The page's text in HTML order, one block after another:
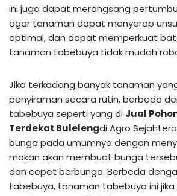
ini juga dapat merangsang
agar tanaman dapat menyerap
optimal, dan dapat memperkuat
tanaman tabebuya tidak mudah
Jika terkadang banyak tanaman
penyiraman secara rutin, berbeda
tabebuya seperti yang di Jual
Terdekat Bulelengdi Agro
bunga pada umumnya dengan
makan akan membuat bunga
dan cepet berbunga. Berbeda
tabebuya, tanaman tabebuya ini